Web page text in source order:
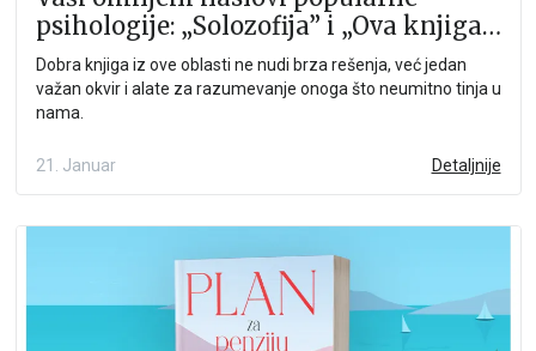
psihologije: „Solozofija” i „Ova knjiga
je jeftinija od terapije”
Dobra knjiga iz ove oblasti ne nudi brza rešenja, već jedan
važan okvir i alate za razumevanje onoga što neumitno tinja u
nama.
21. Januar Detaljnije